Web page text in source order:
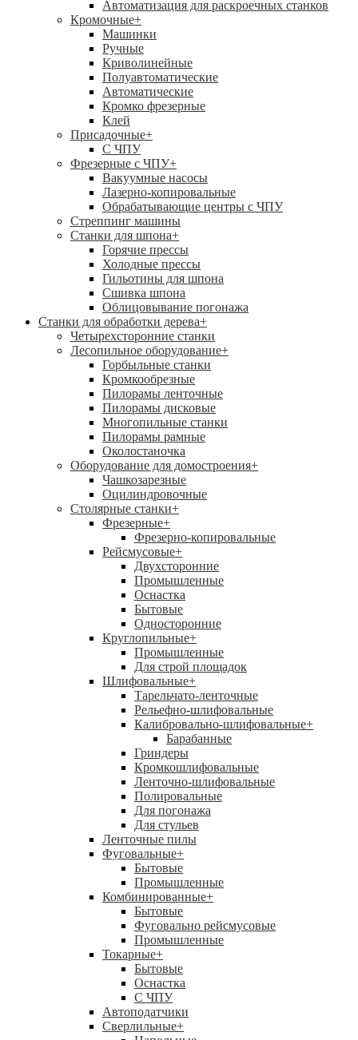
Автоматизация для раскроечных станков
Кромочные+
Машинки
Ручные
Криволинейные
Полуавтоматические
Автоматические
Кромко фрезерные
Клей
Присадочные+
С ЧПУ
Фрезерные с ЧПУ+
Вакуумные насосы
Лазерно-копировальные
Обрабатывающие центры с ЧПУ
Стреппинг машины
Станки для шпона+
Горячие прессы
Холодные прессы
Гильотины для шпона
Сшивка шпона
Облицовывание погонажа
Станки для обработки дерева+
Четырехсторонние станки
Лесопильное оборудование+
Горбыльные станки
Кромкообрезные
Пилорамы ленточные
Пилорамы дисковые
Многопильные станки
Пилорамы рамные
Околостаночка
Оборудование для домостроения+
Чашкозарезные
Оцилиндровочные
Столярные станки+
Фрезерные+
Фрезерно-копировальные
Рейсмусовые+
Двухсторонние
Промышленные
Оснастка
Бытовые
Односторонние
Круглопильные+
Промышленные
Для строй площадок
Шлифовальные+
Тарельчато-ленточные
Рельефно-шлифовальные
Калибровально-шлифовальные+
Барабанные
Гриндеры
Кромкошлифовальные
Ленточно-шлифовальные
Полировальные
Для погонажа
Для стульев
Ленточные пилы
Фуговальные+
Бытовые
Промышленные
Комбинированные+
Бытовые
Фуговально рейсмусовые
Промышленные
Токарные+
Бытовые
Оснастка
С ЧПУ
Автоподатчики
Сверлильные+